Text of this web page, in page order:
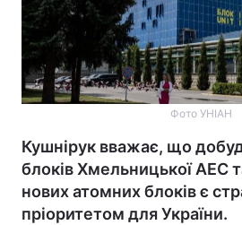
Фото УНІАН
Кушнірук вважає, що
блоків Хмельницької АЕС
нових атомних блоків є
пріоритетом для України.